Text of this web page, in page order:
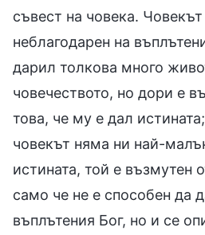
съвест на човека.
неблагодарен на
дарил толкова много
човечеството, но дори е
това, че му е дал
човекът няма ни най-
истината, той е възмутен
само че не е способен да
въплътения Бог, но и се